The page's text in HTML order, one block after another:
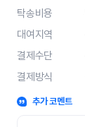
탁송비용
대여지역
결제수단
결제방식
추가 코멘트